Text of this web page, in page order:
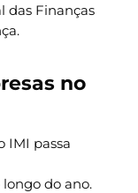
das Finanças
no
IMI passa
do ano.